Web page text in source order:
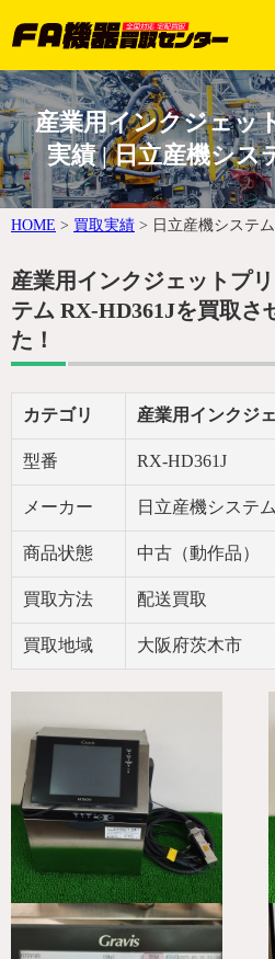
産業用インクジェッ
実績 | 日立産機シス
HOME > 買取実績 > 日立産機システ
産業用インクジェットプ
テム RX-HD361Jを買取さ
た！
カテゴリ 産業用インクジ
型番 RX-HD361J
メーカー 日立産機システム
商品状態 中古（動作品）
買取方法 配送買取
買取地域 大阪府茨木市